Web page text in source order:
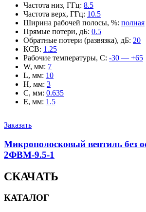
Частота низ, ГГц: 8.5
Частота верх, ГГц: 10.5
Ширина рабочей полосы, %: полная
Прямые потери, дБ: 0.5
Обратные потери (развязка), дБ: 20
КСВ: 1.25
Рабочие температуры, С: -30 — +65
W, мм: 7
L, мм: 10
H, мм: 3
C, мм: 0.635
E, мм: 1.5
Заказать
Микрополосковый вентиль без
2ФВМ-9.5-1
СКАЧАТЬ
КАТАЛОГ